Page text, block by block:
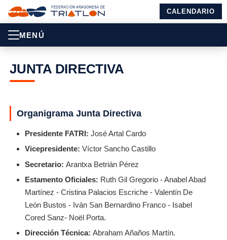
CALENDARIO
MENÚ
JUNTA DIRECTIVA
Organigrama Junta Directiva
Presidente FATRI: José Artal Cardo
Vicepresidente:Víctor Sancho Castillo
Secretario:Arantxa Betrián Pérez
Estamento Oficiales: Ruth Gil Gregorio - Anabel Abad
Martínez - Cristina Palacios Escriche - Valentín De
León Bustos - Iván San Bernardino Franco - Isabel
Cored Sanz- Noël Porta.
Dirección Técnica:Abraham Añaños Martín.